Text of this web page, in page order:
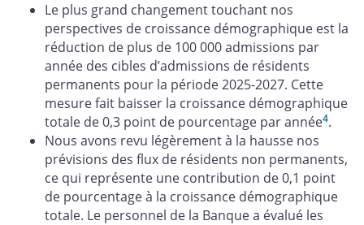
Le plus grand changement touchant nos
perspectives de croissance démographique est la
réduction de plus de 100 000 admissions par
année des cibles d’admissions de résidents
permanents pour la période 2025-2027. Cette
mesure fait baisser la croissance démographique
totale de 0,3 point de pourcentage par année4.
Nous avons revu légèrement à la hausse nos
prévisions des flux de résidents non permanents,
ce qui représente une contribution de 0,1 point
de pourcentage à la croissance démographique
totale. Le personnel de la Banque a évalué les